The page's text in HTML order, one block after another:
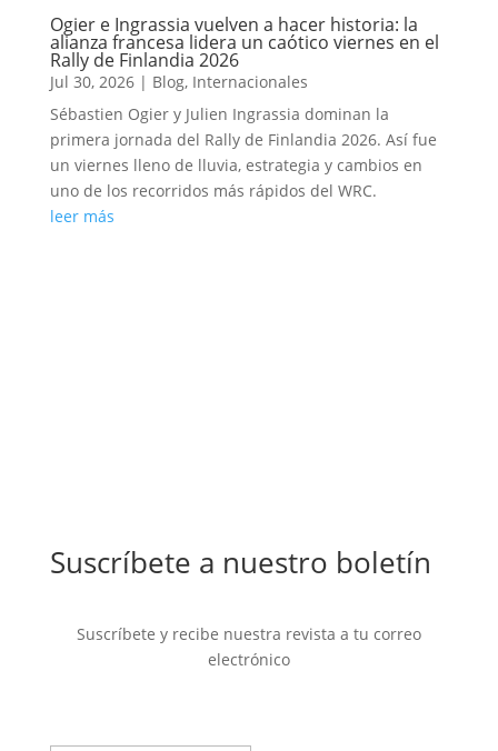
Ogier e Ingrassia vuelven a hacer historia: la
alianza francesa lidera un caótico viernes en el
Rally de Finlandia 2026
Jul 30, 2026| Blog, Internacionales
Sébastien Ogier y Julien Ingrassia dominan la
primera jornada del Rally de Finlandia 2026. Así fue
un viernes lleno de lluvia, estrategia y cambios en
uno de los recorridos más rápidos del WRC.
leer más
Suscríbete a nuestro boletín
Suscríbete y recibe nuestra revista a tu correo
electrónico